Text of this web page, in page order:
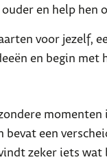
en help
voor jezelf,
en begin
een
zeker iets wat